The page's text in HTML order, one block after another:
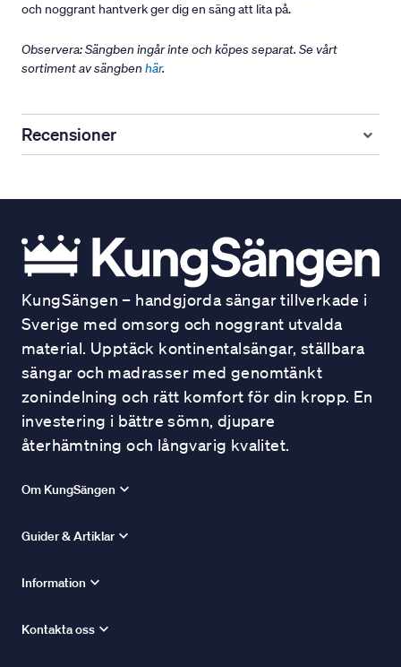
och noggrant hantverk ger dig en säng att lita på.
Observera: Sängben ingår inte och köpes separat. Se vårt
sortiment av sängben här.
Recensioner
KungSängen – handgjorda sängar tillverkade i
Sverige med omsorg och noggrant utvalda
material. Upptäck kontinentalsängar, ställbara
sängar och madrasser med genomtänkt
zonindelning och rätt komfort för din kropp. En
investering i bättre sömn, djupare
återhämtning och långvarig kvalitet.
Om KungSängen
Guider & Artiklar
Information
Kontakta oss